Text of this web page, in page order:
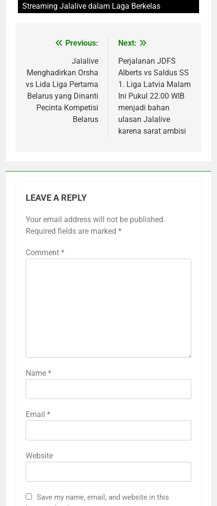
Streaming Jalalive dalam Laga Berkelas
navigation
Previous:
Jalalive
Menghadirkan Orsha
vs Lida Liga Pertama
Belarus yang Dinanti
Pecinta Kompetisi
Belarus
Next:
Perjalanan JDFS
Alberts vs Saldus SS
1. Liga Latvia Malam
Ini Pukul 22.00 WIB
menjadi bahan
ulasan Jalalive
karena sarat ambisi
LEAVE A REPLY
Your email address will not be published.
Required fields are marked *
Comment *
Name *
Email *
Website
Save my name, email, and website in this